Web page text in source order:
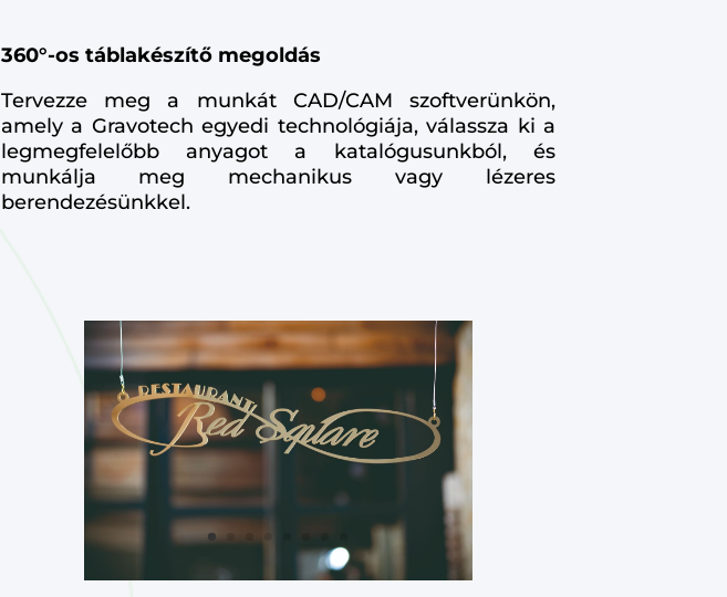
360°-os táblakészítő megoldás
Tervezze meg a munkát CAD/CAM szoftverünkön,
amely a Gravotech egyedi technológiája, válassza ki a
legmegfelelőbb anyagot a katalógusunkból, és
munkálja meg mechanikus vagy lézeres
berendezésünkkel.